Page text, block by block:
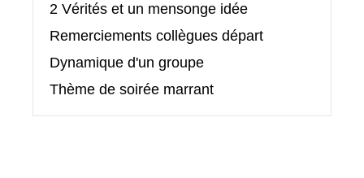
2 Vérités et un mensonge idée
Remerciements collègues départ
Dynamique d'un groupe
Thème de soirée marrant